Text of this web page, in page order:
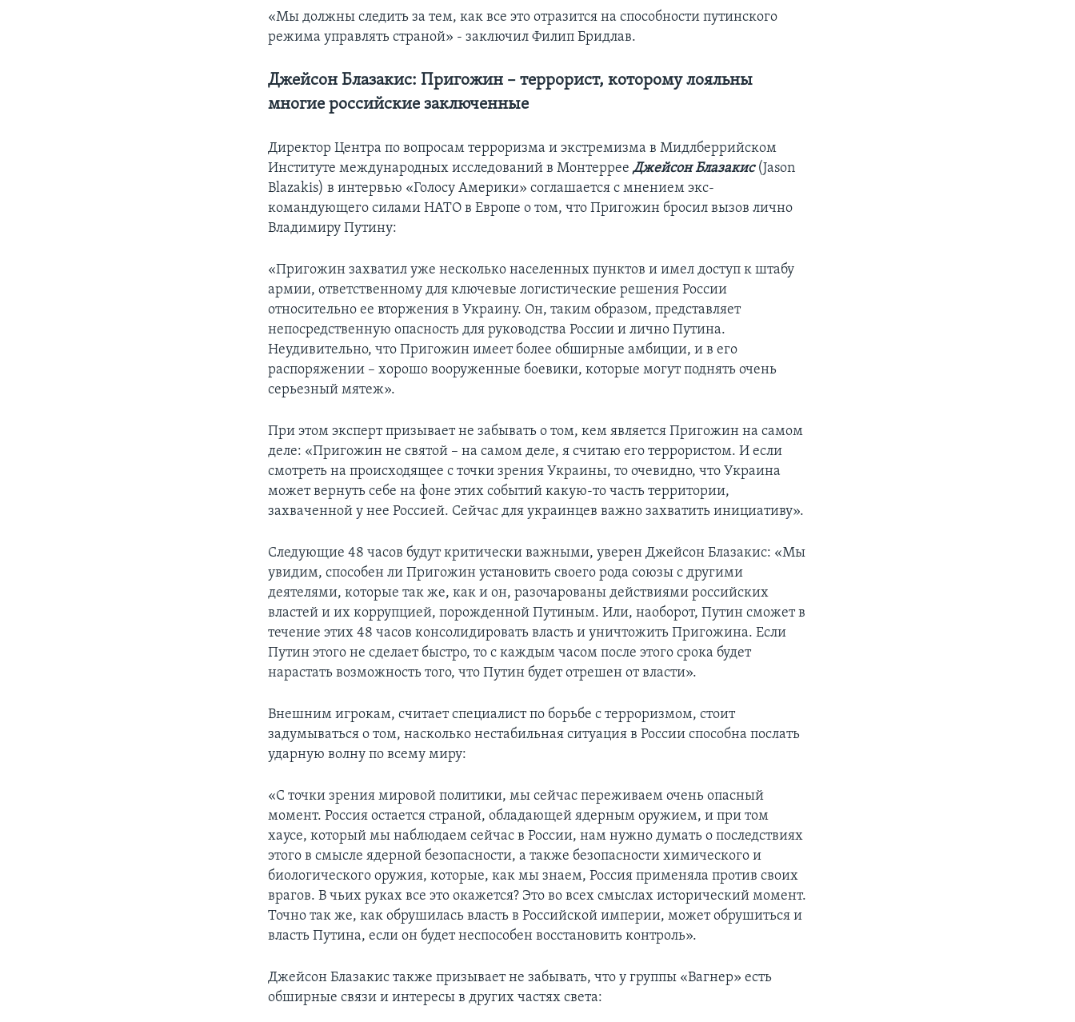
«Мы должны следить за тем, как все это отразится на способности путинского
режима управлять страной» - заключил Филип Бридлав.
Джейсон Блазакис: Пригожин – террорист, которому лояльны
многие российские заключенные
Директор Центра по вопросам терроризма и экстремизма в Мидлберрийском
Институте международных исследований в МонтеррееДжейсон Блазакис(Jason
Blazakis) в интервью «Голосу Америки» соглашается с мнением экс-
командующего силами НАТО в Европе о том, что Пригожин бросил вызов лично
Владимиру Путину:
«Пригожин захватил уже несколько населенных пунктов и имел доступ к штабу
армии, ответственному для ключевые логистические решения России
относительно ее вторжения в Украину. Он, таким образом, представляет
непосредственную опасность для руководства России и лично Путина.
Неудивительно, что Пригожин имеет более обширные амбиции, и в его
распоряжении – хорошо вооруженные боевики, которые могут поднять очень
серьезный мятеж».
При этом эксперт призывает не забывать о том, кем является Пригожин на самом
деле: «Пригожин не святой – на самом деле, я считаю его террористом. И если
смотреть на происходящее с точки зрения Украины, то очевидно, что Украина
может вернуть себе на фоне этих событий какую-то часть территории,
захваченной у нее Россией. Сейчас для украинцев важно захватить инициативу».
Следующие 48 часов будут критически важными, уверен Джейсон Блазакис: «Мы
увидим, способен ли Пригожин установить своего рода союзы с другими
деятелями, которые так же, как и он, разочарованы действиями российских
властей и их коррупцией, порожденной Путиным. Или, наоборот, Путин сможет в
течение этих 48 часов консолидировать власть и уничтожить Пригожина. Если
Путин этого не сделает быстро, то с каждым часом после этого срока будет
нарастать возможность того, что Путин будет отрешен от власти».
Внешним игрокам, считает специалист по борьбе с терроризмом, стоит
задумываться о том, насколько нестабильная ситуация в России способна послать
ударную волну по всему миру:
«С точки зрения мировой политики, мы сейчас переживаем очень опасный
момент. Россия остается страной, обладающей ядерным оружием, и при том
хаусе, который мы наблюдаем сейчас в России, нам нужно думать о последствиях
этого в смысле ядерной безопасности, а также безопасности химического и
биологического оружия, которые, как мы знаем, Россия применяла против своих
врагов. В чьих руках все это окажется? Это во всех смыслах исторический момент.
Точно так же, как обрушилась власть в Российской империи, может обрушиться и
власть Путина, если он будет неспособен восстановить контроль».
Джейсон Блазакис также призывает не забывать, что у группы «Вагнер» есть
обширные связи и интересы в других частях света: